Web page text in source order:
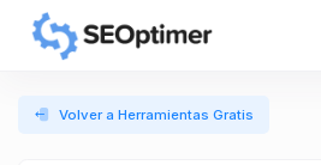
Volver a Herramientas Gratis